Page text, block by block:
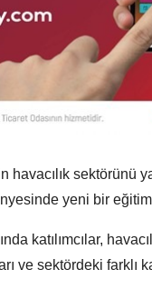
havacılık sektörünü
yeni bir
katılımcılar,
ve sektördeki farklı